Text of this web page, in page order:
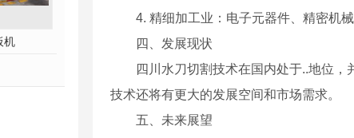
机 成都pc模具厂家
4. 精细加工业：电子元器件、精密机
四、发展现状
四川水刀切割技术在国内处于..地位
技术还将有更大的发展空间和市场需求。
五、未来展望